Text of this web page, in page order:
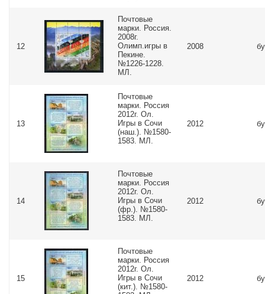
12
Почтовые
марки. Россия.
2008г.
Олимп.игры в
Пекине.
№1226-1228.
МЛ.
2008
13
Почтовые
марки. Россия
2012г. Ол.
Игры в Сочи
(наш.). №1580-
1583. МЛ.
2012
14
Почтовые
марки. Россия
2012г. Ол.
Игры в Сочи
(фр.). №1580-
1583. МЛ.
2012
15
Почтовые
марки. Россия
2012г. Ол.
Игры в Сочи
(кит.). №1580-
2012